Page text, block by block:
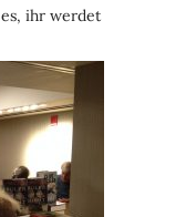
ihr werdet